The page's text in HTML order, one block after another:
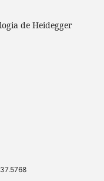
de Heidegger